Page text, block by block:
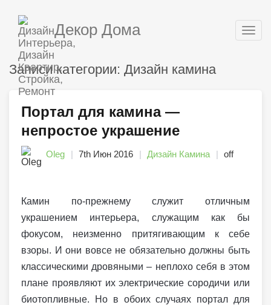
Декор Дома
Записи категории: Дизайн камина
Портал для камина —
непростое украшение
Oleg 7th Июн 2016 Дизайн Камина off
Камин по-прежнему служит отличным
украшением интерьера, служащим как бы
фокусом, неизменно притягивающим к себе
взоры. И они вовсе не обязательно должны быть
классическими дровяными – неплохо себя в этом
плане проявляют их электрические сородичи или
биотопливные. Но в обоих случаях портал для